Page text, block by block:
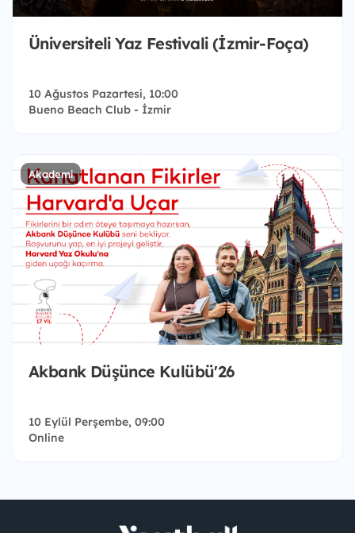
Üniversiteli Yaz Festivali (İzmir-Foça)
10 Ağustos Pazartesi, 10:00
Bueno Beach Club - İzmir
Akademi
Akbank Düşünce Kulübü'26
10 Eylül Perşembe, 09:00
Online